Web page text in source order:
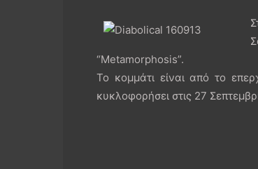
“Metamorphosis”.
Το κομμάτι είναι από το
κυκλοφορήσει στις 27